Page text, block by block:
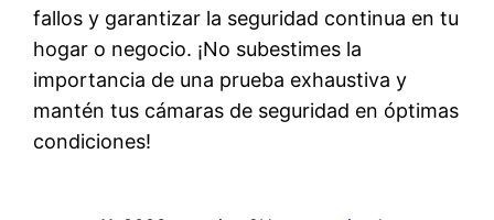
fallos y garantizar la seguridad continua en tu
hogar o negocio. ¡No subestimes la
importancia de una prueba exhaustiva y
mantén tus cámaras de seguridad en óptimas
condiciones!